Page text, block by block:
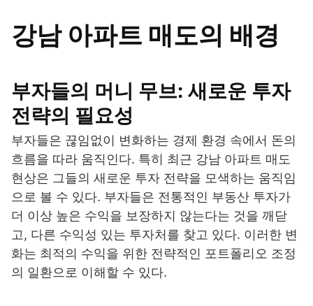
강남 아파트 매도의 배경
부자들의 머니 무브: 새로운 투자
전략의 필요성
부자들은 끊임없이 변화하는 경제 환경 속에서 돈의
흐름을 따라 움직인다. 특히 최근 강남 아파트 매도
현상은 그들의 새로운 투자 전략을 모색하는 움직임
으로 볼 수 있다. 부자들은 전통적인 부동산 투자가
더 이상 높은 수익을 보장하지 않는다는 것을 깨닫
고, 다른 수익성 있는 투자처를 찾고 있다. 이러한 변
화는 최적의 수익을 위한 전략적인 포트폴리오 조정
의 일환으로 이해할 수 있다.